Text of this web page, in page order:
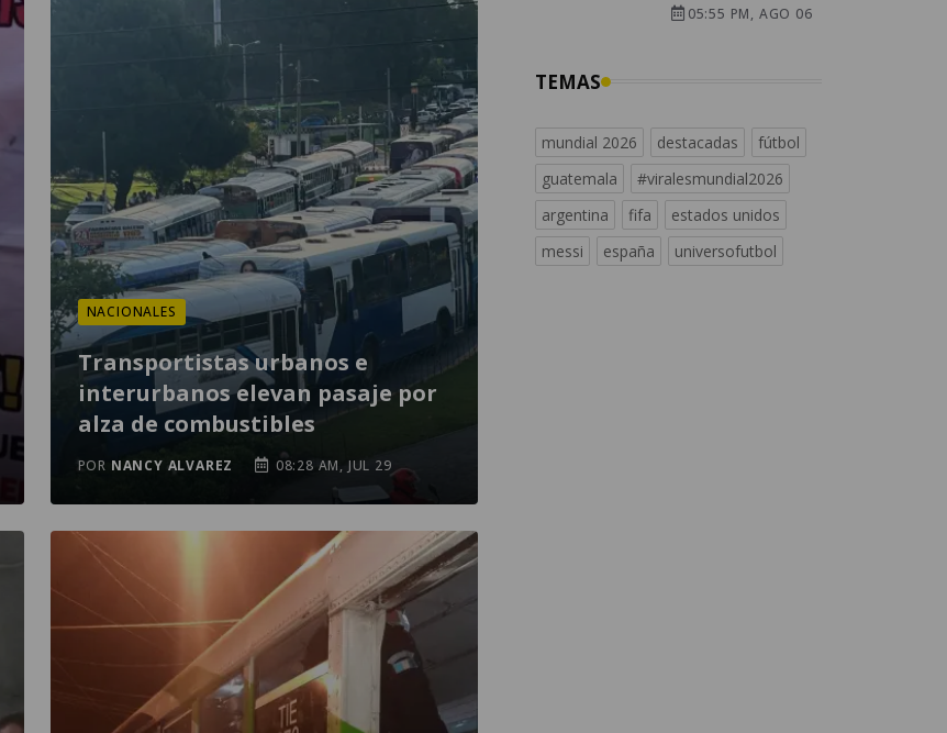
NACIONALES
Transportistas urbanos e
interurbanos elevan pasaje por
alza de combustibles
POR NANCY ALVAREZ 08:28 AM, JUL 29
05:55 PM, AGO 06
TEMAS
mundial 2026 destacadas
fútbol
guatemala
#viralesmundial2026
argentina
fifa
estados unidos
messi
españa universofutbol